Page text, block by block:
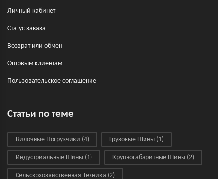
Личный кабинет
Статус заказа
Возврат или обмен
Оптовым клиентам
Пользовательское соглашение
Статьи по теме
Вилочные Погрузчики (4) Грузовые Шины (1)
Индустриальные Шины (1) Крупногабаритные Шины (2)
Сельскохозяйственная Техника (2)